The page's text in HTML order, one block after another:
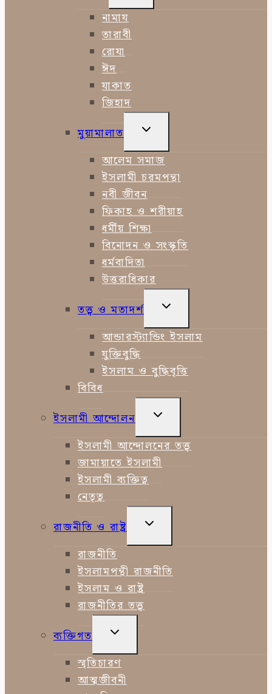
MENU
নামায
তারাবী
রোযা
ঈদ
যাকাত
জিহাদ
মুয়ামালাত
TOGGLE
MENU
আলেম সমাজ
ইসলামী চরমপন্থা
নবী জীবন
ফিকাহ ও শরীয়াহ
ধর্মীয় শিক্ষা
বিনোদন ও সংস্কৃতি
ধর্মবাদিতা
উত্তরাধিকার
তত্ত্ব ও মতাদর্শ
TOGGLE
MENU
আন্ডারস্ট্যান্ডিং ইসলাম
যুক্তিবুদ্ধি
ইসলাম ও বুদ্ধিবৃত্তি
বিবিধ
ইসলামী আন্দোলন
TOGGLE
MENU
ইসলামী আন্দোলনের তত্ত্ব
জামায়াতে ইসলামী
ইসলামী ব্যক্তিত্ব
নেতৃত্ব
রাজনীতি ও রাষ্ট্র
TOGGLE
রাজনীতি
ইসলামপন্থী রাজনীতি
ইসলাম ও রাষ্ট্র
রাজনীতির তত্ত্ব
ব্যক্তিগত
TOGGLE
MENU
স্মৃতিচারণ
আত্মজীবনী